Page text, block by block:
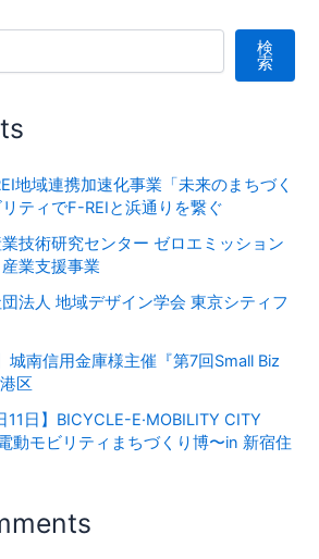
検
索
地域連携加速化事業「未来のまちづく
ティでF-REIと浜通りを繋ぐ
業技術研究センター ゼロエミッション
業支援事業
団法人 地域デザイン学会 東京シティフ
城南信用金庫様主催『第7回Small Biz
区
11日】BICYCLE-E·MOBILITY CITY
動モビリティまちづくり博〜in 新宿住